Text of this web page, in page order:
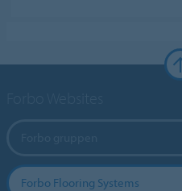
Forbo Flooring Systems